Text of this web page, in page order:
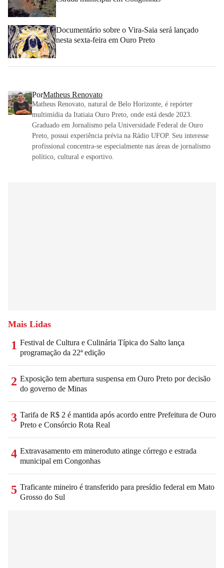
Documentário sobre o Vira-Saia será lançado
nesta sexta-feira em Ouro Preto
PorMatheus Renovato
Matheus Renovato, natural de Belo Horizonte, é repórter
multimídia da Itatiaia Ouro Preto, onde está desde 2023.
Graduado em Jornalismo pela Universidade Federal de Ouro
Preto, possui experiência prévia na Rádio UFOP. Seu interesse
profissional concentra-se especialmente nas áreas de jornalismo
político, cultural e esportivo.
Mais Lidas
1 Festival de Cultura e Culinária Típica do Salto lança
programação da 22ª edição
2 Exposição tem abertura suspensa em Ouro Preto por decisão
do governo de Minas
3 Tarifa de R$ 2 é mantida após acordo entre Prefeitura de Ouro
Preto e Consórcio Rota Real
4 Extravasamento em mineroduto atinge córrego e estrada
municipal em Congonhas
5 Traficante mineiro é transferido para presídio federal em Mato
Grosso do Sul